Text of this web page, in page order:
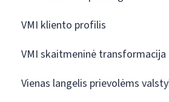
VMI kliento profilis
VMI skaitmeninė transformacija
Vienas langelis prievolėms